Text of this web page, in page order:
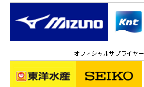
オフィシャルサプライヤー